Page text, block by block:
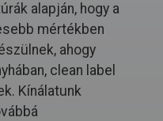
alapján, hogy a
mértékben
ahogy
clean label
Kínálatunk